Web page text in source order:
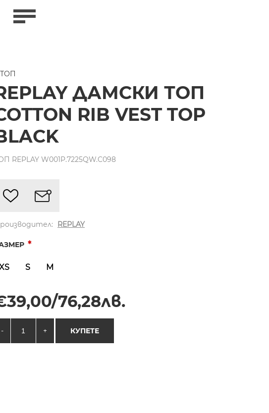
ТОП
ДАМСКИ ТОП
RIB VEST TOP
REPLAY W001P.7225QW.C098
REPLAY
*
S M
76,28лв.
- + КУПЕТЕ